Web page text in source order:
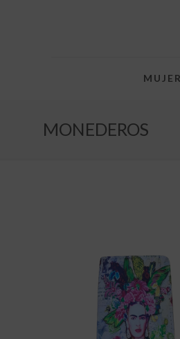
MUJER
MONEDEROS